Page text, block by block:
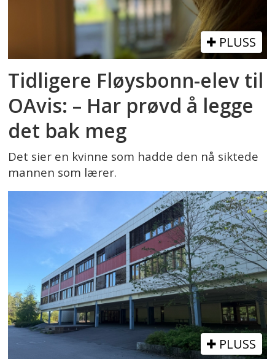
PLUSS
Tidligere Fløysbonn-elev til
OAvis: – Har prøvd å legge
det bak meg
Det sier en kvinne som hadde den nå siktede
mannen som lærer.
PLUSS